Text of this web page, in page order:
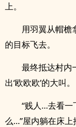
上。
用羽翼从帽檐
的目标飞去。
最终抵达村内
出‘欧欧欧’的大叫。
“贱人…去看
么…”屋内躺在床上